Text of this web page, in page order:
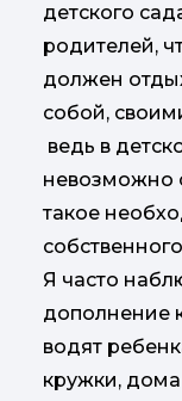
детского
родителей,
должен
собой,
ведь в
невозможно
такое
Я часто
дополнение
водят
кружки, дома